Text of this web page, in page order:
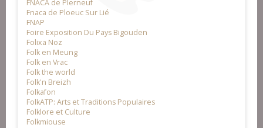
FNACA de Plerneuf
Fnaca de Ploeuc Sur Lié
FNAP
Foire Exposition Du Pays Bigouden
Folixa Noz
Folk en Meung
Folk en Vrac
Folk the world
Folk'n Breizh
Folkafon
FolkATP: Arts et Traditions Populaires
Folklore et Culture
Folkmiouse